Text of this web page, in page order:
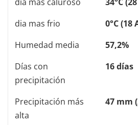
dia mas frio
0°C (18
Humedad media
57,2%
Días con
precipitación
16 días
Precipitación más
alta
47 mm